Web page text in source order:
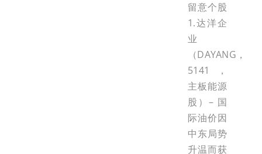
留意个股
1.达洋企
业
（DAYANG，
5141，
主板能源
股）– 国
际油价因
中东局势
升温而获